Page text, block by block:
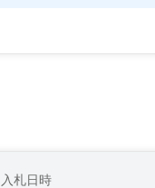
入札日時